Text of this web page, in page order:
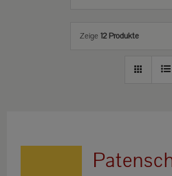
Zeige 12 Produkte